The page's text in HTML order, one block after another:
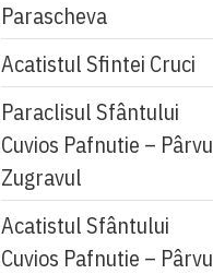
Parascheva
Acatistul Sfintei Cruci
Paraclisul Sfântului
Cuvios Pafnutie – Pârvu
Zugravul
Acatistul Sfântului
Cuvios Pafnutie – Pârvu